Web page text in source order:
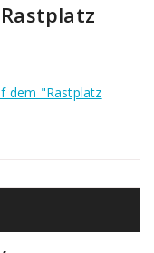
dem "Rastplatz